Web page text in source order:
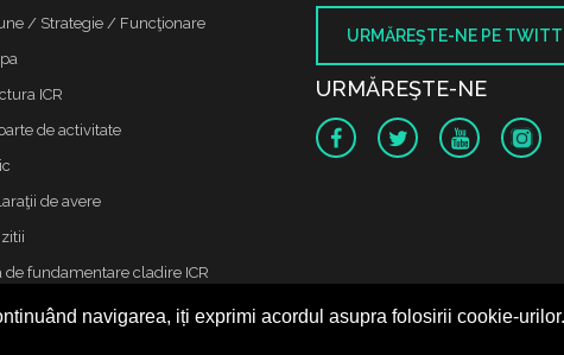
navigarea, iți exprimi acordul asupra folosirii cookie-urilor.
/ Strategie / Funcţionare
ICR
de activitate
de avere
de fundamentare cladire ICR
URMĂREŞTE-NE PE
URMĂREŞTE-NE